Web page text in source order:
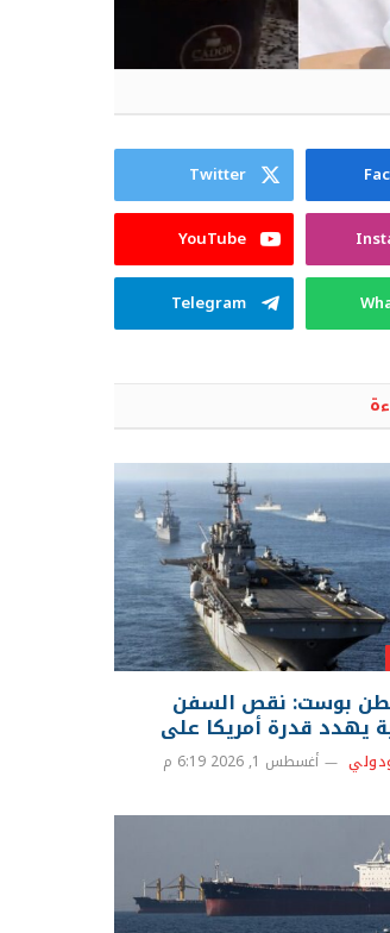
Twitter
YouTube
Telegram
بوست: نقص السفن
يهدد قدرة أمريكا على
إسرائيل من الصواريخ
أغسطس 1, 2026 6:19 م